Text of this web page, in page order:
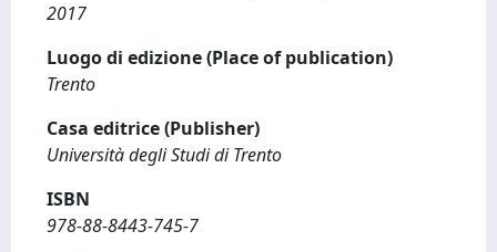
2017
Luogo di edizione (Place of publication)
Trento
Casa editrice (Publisher)
Università degli Studi di Trento
ISBN
978-88-8443-745-7